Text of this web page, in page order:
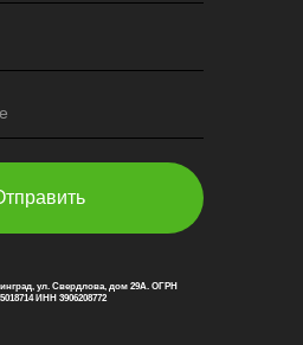
ул. Свердлова, дом 29А. ОГРН
ИНН 3906208772